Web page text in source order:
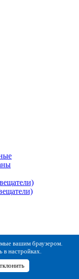
вашим браузером.
в настройках.